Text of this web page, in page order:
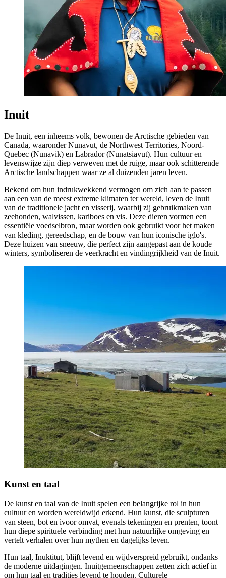
Inuit
De Inuit, een inheems volk, bewonen de Arctische gebieden van
Canada, waaronder Nunavut, de Northwest Territories, Noord-
Quebec (Nunavik) en Labrador (Nunatsiavut). Hun cultuur en
levenswijze zijn diep verweven met de ruige, maar ook schitterende
Arctische landschappen waar ze al duizenden jaren leven.
Bekend om hun indrukwekkend vermogen om zich aan te passen
aan een van de meest extreme klimaten ter wereld, leven de Inuit
van de traditionele jacht en visserij, waarbij zij gebruikmaken van
zeehonden, walvissen, kariboes en vis. Deze dieren vormen een
essentiële voedselbron, maar worden ook gebruikt voor het maken
van kleding, gereedschap, en de bouw van hun iconische iglo's.
Deze huizen van sneeuw, die perfect zijn aangepast aan de koude
winters, symboliseren de veerkracht en vindingrijkheid van de Inuit.
Kunst en taal
De kunst en taal van de Inuit spelen een belangrijke rol in hun
cultuur en worden wereldwijd erkend. Hun kunst, die sculpturen
van steen, bot en ivoor omvat, evenals tekeningen en prenten, toont
hun diepe spirituele verbinding met hun natuurlijke omgeving en
vertelt verhalen over hun mythen en dagelijks leven.
Hun taal, Inuktitut, blijft levend en wijdverspreid gebruikt, ondanks
de moderne uitdagingen. Inuitgemeenschappen zetten zich actief in
om hun taal en tradities levend te houden. Culturele